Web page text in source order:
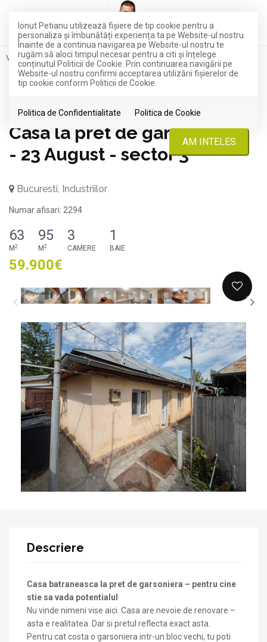
Ionut Petianu utilizează fişiere de tip cookie pentru a
personaliza și îmbunătăți experiența ta pe Website-ul nostru.
Înainte de a continua navigarea pe Website-ul nostru te
rugăm să aloci timpul necesar pentru a citi și înțelege
conținutul Politicii de Cookie. Prin continuarea navigării pe
Website-ul nostru confirmi acceptarea utilizării fişierelor de
tip cookie conform Politicii de Cookie.
Politica de Confidentialitate Politica de Cookie
AM INTELES
Vanzare Case Bucuresti Industriilor
Acest anunt este rezervat !
TOP
ID: IP11756
Casa la pret de garsoniera
- 23 August - sector 3
Bucuresti, Industriilor
Numar afisari: 2294
63
M 2
95
M 2
3
CAMERE
1
BAIE
59.900€
Descriere
Casa batraneasca la pret de garsoniera – pentru cine
stie sa vada potentialul
Nu vinde nimeni vise aici. Casa are nevoie de renovare –
asta e realitatea. Dar si pretul reflecta exact asta.
Pentru cat costa o garsoniera intr-un bloc vechi, tu poti